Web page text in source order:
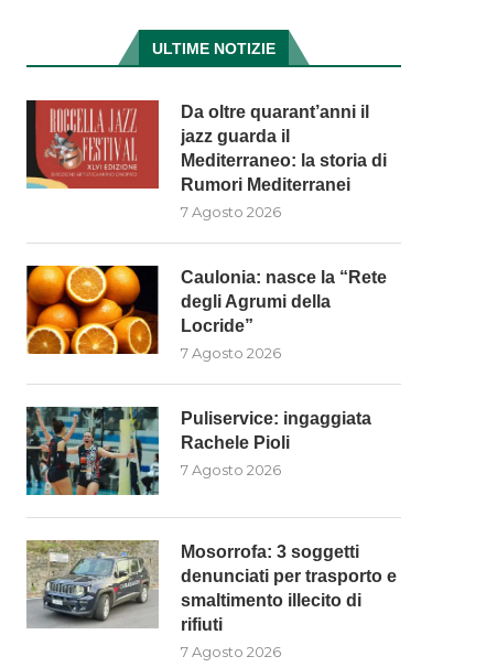
MOSORROFA: 3 SOGGETTI
DENUNCIATI PER TRASPORTO E
SMALTIMENTO...
7 Agosto 2026
COSENTINO, SCUTELLÀ:
ULTIME NOTIZIE
Da oltre quarant’anni il
jazz guarda il
Mediterraneo: la storia di
Rumori Mediterranei
7 Agosto 2026
Caulonia: nasce la “Rete
degli Agrumi della
Locride”
7 Agosto 2026
Puliservice: ingaggiata
Rachele Pioli
7 Agosto 2026
Mosorrofa: 3 soggetti
denunciati per trasporto e
smaltimento illecito di
rifiuti
7 Agosto 2026